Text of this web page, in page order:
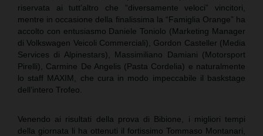
riservata ai tutt’altro che “diversamente veloci” vincitori,
mentre in occasione della finalissima la “Famiglia Orange” ha
accolto con entusiasmo Daniele Toniolo (Marketing Manager
di Volkswagen Veicoli Commerciali), Gordon Casteller (Media
Services di Alpinestars), Massimiliano Damiani (Motorsport
Pirelli), Carmine De Angelis (Pasta Cordelia) e naturalmente
lo staff MAXIM, che cura in modo impeccabile il baskstage
dell’intero Trofeo.
Venendo ai risultati della prova di Bibione, i migliori tempi
della giornata li ha ottenuti il fortissimo Tommaso Montanari,